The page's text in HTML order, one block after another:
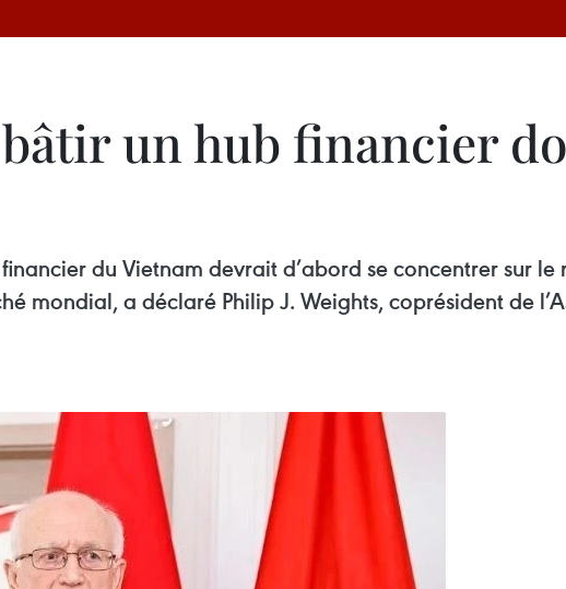
un hub financier
du Vietnam devrait d’abord se concentrer sur
mondial, a déclaré Philip J. Weights, coprésident de